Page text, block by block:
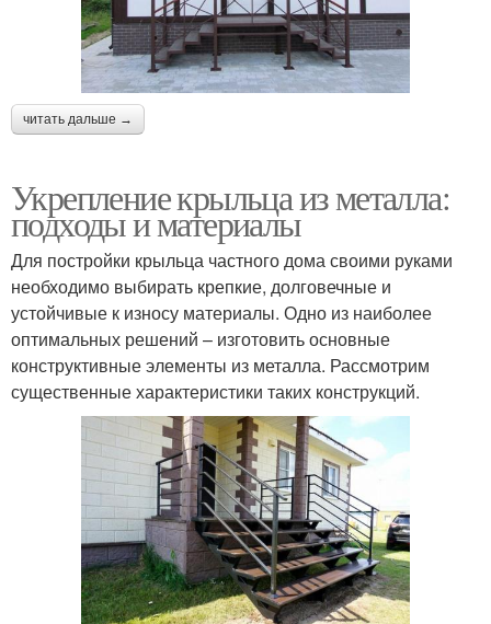
читать дальше →
Укрепление крыльца из металла:
подходы и материалы
Для постройки крыльца частного дома своими руками
необходимо выбирать крепкие, долговечные и
устойчивые к износу материалы. Одно из наиболее
оптимальных решений – изготовить основные
конструктивные элементы из металла. Рассмотрим
существенные характеристики таких конструкций.